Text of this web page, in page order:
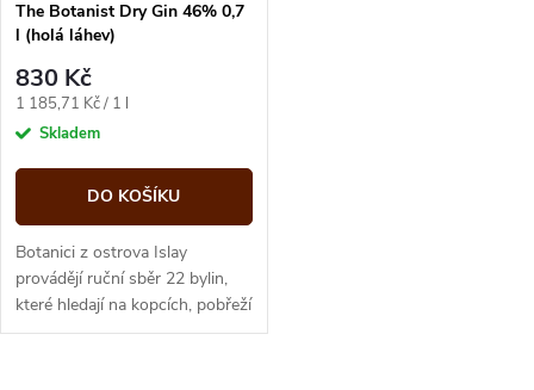
p
r
o
d
u
k
p
r
o
d
u
The Botanist Dry Gin 46% 0,7
l (holá láhev)
830 Kč
Měrná
cena:
1 185,71 Kč / 1 l
Skladem
DO KOŠÍKU
Botanici z ostrova Islay
provádějí ruční sběr 22 bylin,
které hledají na kopcích, pobřeží
a v bažinách tohoto úrodného